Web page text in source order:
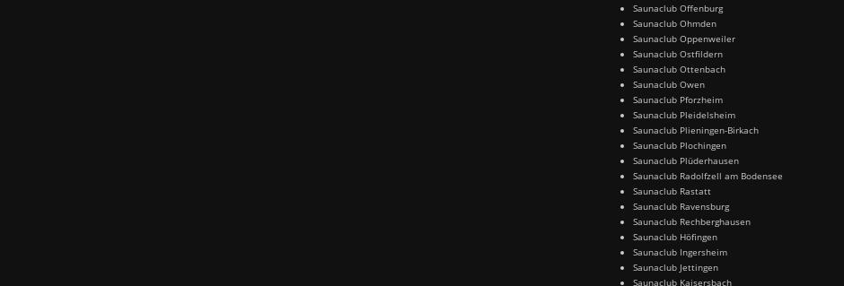
Saunaclub Offenburg
Saunaclub Ohmden
Saunaclub Oppenweiler
Saunaclub Ostfildern
Saunaclub Ottenbach
Saunaclub Owen
Saunaclub Pforzheim
Saunaclub Pleidelsheim
Saunaclub Plieningen-Birkach
Saunaclub Plochingen
Saunaclub Plüderhausen
Saunaclub Radolfzell am Bodensee
Saunaclub Rastatt
Saunaclub Ravensburg
Saunaclub Rechberghausen
Saunaclub Höfingen
Saunaclub Ingersheim
Saunaclub Jettingen
Saunaclub Kaisersbach